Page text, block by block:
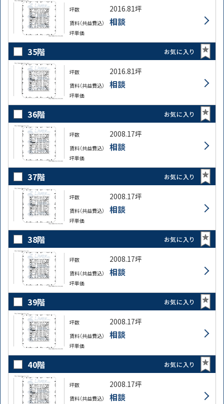
坪数 2016.81坪
賃料（共益費込） 相談
坪単価
35階 お気に入り
坪数 2016.81坪
賃料（共益費込） 相談
坪単価
36階 お気に入り
坪数 2008.17坪
賃料（共益費込） 相談
坪単価
37階 お気に入り
坪数 2008.17坪
賃料（共益費込） 相談
坪単価
38階 お気に入り
坪数 2008.17坪
賃料（共益費込） 相談
坪単価
39階 お気に入り
坪数 2008.17坪
賃料（共益費込） 相談
坪単価
40階 お気に入り
坪数 2008.17坪
賃料（共益費込） 相談